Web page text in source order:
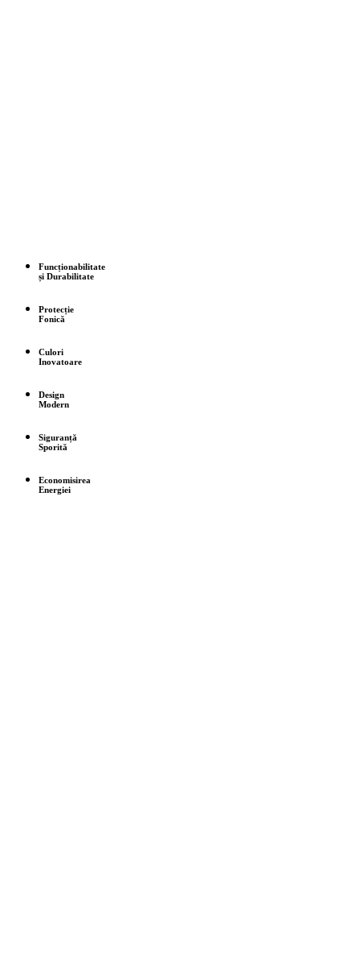
Funcționabilitate
și Durabilitate
Protecție
Fonică
Culori
Inovatoare
Design
Modern
Siguranță
Sporită
Economisirea
Energiei